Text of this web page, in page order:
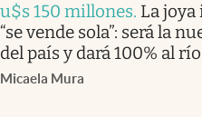
u$s 150 millones. La
“se vende sola”: será la
del país y dará 100% al río
Micaela Mura